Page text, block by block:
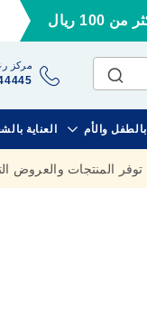
ريال
مركز
بالطفل والأم العناية
المنتجات والعروض